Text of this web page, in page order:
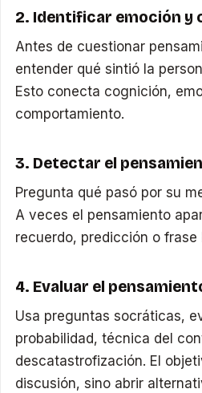
2. Identificar emoción y
Antes de cuestionar
entender qué sintió la
Esto conecta cognición,
comportamiento.
3. Detectar el
Pregunta qué pasó por su
A veces el pensamiento
recuerdo, predicción o frase
4. Evaluar el
Usa preguntas socráticas,
probabilidad, técnica del
descatastrofización. El
discusión, sino abrir